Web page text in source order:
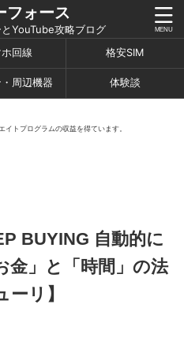
フォース
YouTube攻略ブログ
回線 格安SIM
周辺機器 体験談
イトプログラムの収益を得ています。
BUYING 自動的に
金」と「時間」の法
リ】